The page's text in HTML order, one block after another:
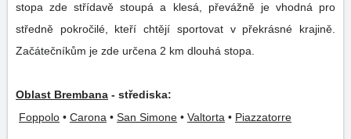
stopa zde střídavě stoupá a klesá, převážně je vhodná pro
středně pokročilé, kteří chtějí sportovat v překrásné krajině.
Začátečníkům je zde určena 2 km dlouhá stopa.
Oblast Brembana - střediska:
Foppolo • Carona • San Simone • Valtorta • Piazzatorre